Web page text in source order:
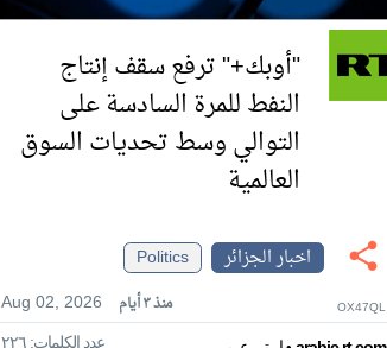
"أوبك+" ترفع سقف إنتاج
النفط للمرة السادسة على
التوالي وسط تحديات السوق
العالمية
اخبار الجزائر
Politics
Aug 02, 2026
منذ ٣ أيام OX47QL
عدد الكلمات: ٢٢٦